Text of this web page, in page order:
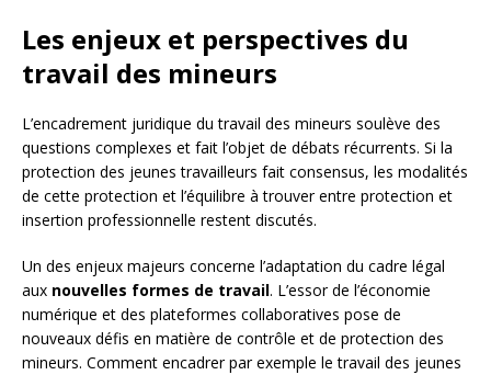
Les enjeux et perspectives du
travail des mineurs
L’encadrement juridique du travail des mineurs soulève des
questions complexes et fait l’objet de débats récurrents. Si la
protection des jeunes travailleurs fait consensus, les modalités
de cette protection et l’équilibre à trouver entre protection et
insertion professionnelle restent discutés.
Un des enjeux majeurs concerne l’adaptation du cadre légal
aux nouvelles formes de travail. L’essor de l’économie
numérique et des plateformes collaboratives pose de
nouveaux défis en matière de contrôle et de protection des
mineurs. Comment encadrer par exemple le travail des jeunes